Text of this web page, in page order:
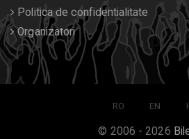
Politica de confidentialitate
Organizatori
RO EN
© 2006 - 2026